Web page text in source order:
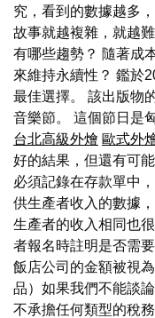
究，看到的數據越多
故事就越複雜，就越
有哪些趨勢？ 隨著成
來維持永續性？ 鑑於
最佳選擇。 該出版物
音樂節。 這個節日是
台北高級外燴 歐式外
好的結果，但還有可
必須記錄在存款單中
供生產者收入的數據
生產者的收入相同也
者報名時註明是否需
飯店公司的金額被視
品）如果我們不能談
不承擔任何類型的稅